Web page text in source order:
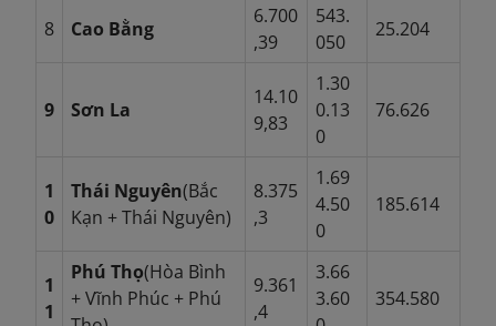
8 Cao Bằng
6.700
,39
543.
050
25.204
9 Sơn La
14.10
9,83
1.30
0.13
0
76.626
1
0
Thái Nguyên(Bắc
Kạn + Thái Nguyên)
8.375
,3
1.69
4.50
0
185.614
1
1
Phú Thọ(Hòa Bình
+ Vĩnh Phúc + Phú
9.361
,4
3.66
3.60
354.580